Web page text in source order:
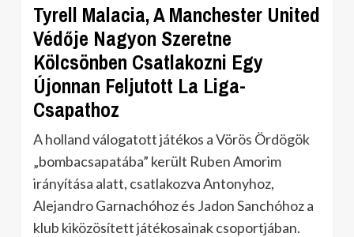
Tyrell Malacia, A Manchester United
Védője Nagyon Szeretne
Kölcsönben Csatlakozni Egy
Újonnan Feljutott La Liga-
Csapathoz
A holland válogatott játékos a Vörös Ördögök
„bombacsapatába” került Ruben Amorim
irányítása alatt, csatlakozva Antonyhoz,
Alejandro Garnachóhoz és Jadon Sanchóhoz a
klub kiközösített játékosainak csoportjában.